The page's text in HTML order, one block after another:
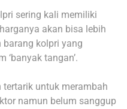
sering kali memiliki
akan bisa lebih
kolpri yang
‘banyak tangan’.
untuk merambah
namun belum sanggup